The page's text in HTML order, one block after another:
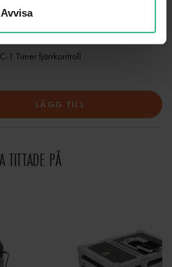
Avvisa
1 Timer fjärrkontroll
LÄGG TILL
TITTADE PÅ